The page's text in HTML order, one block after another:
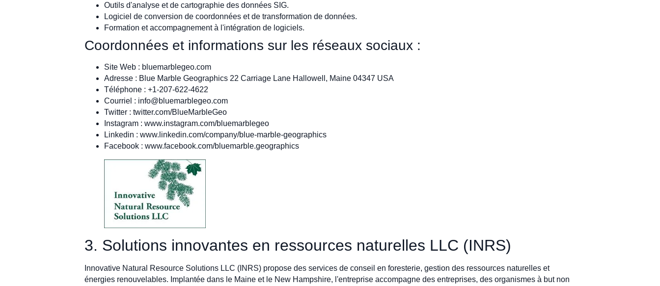
Outils d'analyse et de cartographie des données SIG.
Logiciel de conversion de coordonnées et de transformation de données.
Formation et accompagnement à l'intégration de logiciels.
Coordonnées et informations sur les réseaux sociaux :
Site Web : bluemarblegeo.com
Adresse : Blue Marble Geographics 22 Carriage Lane Hallowell, Maine 04347 USA
Téléphone : +1-207-622-4622
Courriel : info@bluemarblegeo.com
Twitter : twitter.com/BlueMarbleGeo
Instagram : www.instagram.com/bluemarblegeo
Linkedin : www.linkedin.com/company/blue-marble-geographics
Facebook : www.facebook.com/bluemarble.geographics
3. Solutions innovantes en ressources naturelles LLC (INRS)
Innovative Natural Resource Solutions LLC (INRS) propose des services de conseil en foresterie, gestion des ressources naturelles et
énergies renouvelables. Implantée dans le Maine et le New Hampshire, l'entreprise accompagne des entreprises, des organismes à but non